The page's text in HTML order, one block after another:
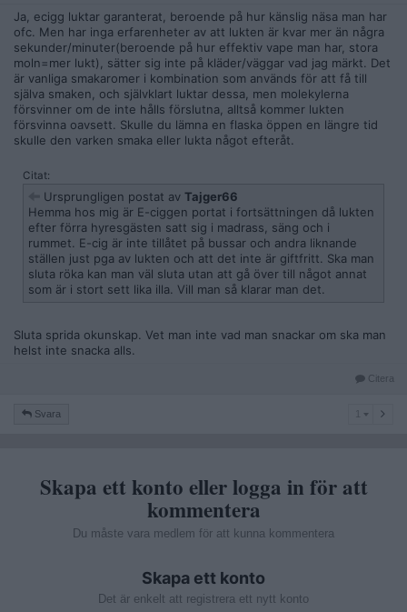
Ja, ecigg luktar garanterat, beroende på hur känslig näsa man har
ofc. Men har inga erfarenheter av att lukten är kvar mer än några
sekunder/minuter(beroende på hur effektiv vape man har, stora
moln=mer lukt), sätter sig inte på kläder/väggar vad jag märkt. Det
är vanliga smakaromer i kombination som används för att få till
själva smaken, och självklart luktar dessa, men molekylerna
försvinner om de inte hålls förslutna, alltså kommer lukten
försvinna oavsett. Skulle du lämna en flaska öppen en längre tid
skulle den varken smaka eller lukta något efteråt.
Citat:
Ursprungligen postat av Tajger66
Hemma hos mig är E-ciggen portat i fortsättningen då lukten
efter förra hyresgästen satt sig i madrass, säng och i
rummet. E-cig är inte tillåtet på bussar och andra liknande
ställen just pga av lukten och att det inte är giftfritt. Ska man
sluta röka kan man väl sluta utan att gå över till något annat
som är i stort sett lika illa. Vill man så klarar man det.
Sluta sprida okunskap. Vet man inte vad man snackar om ska man
helst inte snacka alls.
Citera
Svara
Skapa ett konto eller logga in för att
kommentera
Du måste vara medlem för att kunna kommentera
Skapa ett konto
Det är enkelt att registrera ett nytt konto